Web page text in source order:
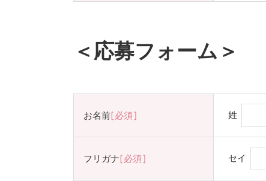
＜応募フォーム＞
お名前 必須 姓
フリガナ 必須 セイ